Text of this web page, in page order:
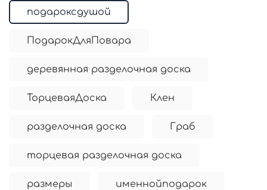
подароксдушой
ПодарокДляПовара
деревянная разделочная доска
ТорцеваяДоска Клен
разделочная доска Граб
торцевая разделочная доска
размеры именнойподарок